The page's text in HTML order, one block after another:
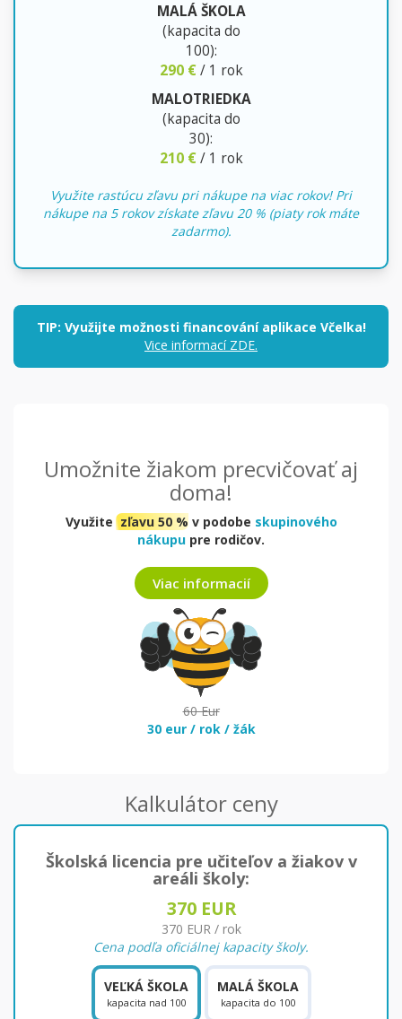
MALÁ ŠKOLA
(kapacita do
100):
290 €/ 1 rok
MALOTRIEDKA
(kapacita do
30):
210 €/ 1 rok
Využite rastúcu zľavu pri nákupe na viac rokov! Pri
nákupe na 5 rokov získate zľavu 20 % (piaty rok máte
zadarmo).
TIP: Využijte možnosti financování aplikace Včelka!
Vice informací ZDE.
Umožnite žiakom precvičovať aj
doma!
Využitezľavu 50 % v podobe skupinového
nákupu pre rodičov.
Viac informacií
60 Eur
30 eur / rok / žák
Kalkulátor ceny
Školská licencia pre učiteľov a žiakov v
areáli školy:
370EUR
370 EUR / rok
Cena podľa oficiálnej kapacity školy.
VEĽKÁ ŠKOLA
kapacita nad 100
MALÁ ŠKOLA
kapacita do 100